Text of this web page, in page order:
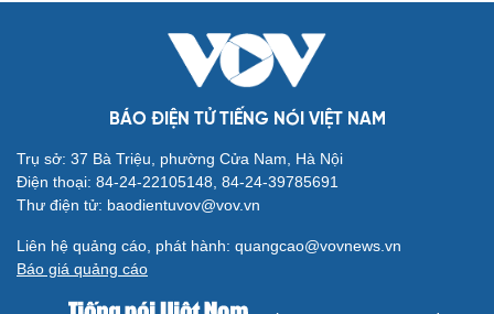
BÁO ĐIỆN TỬ TIẾNG NÓI VIỆT NAM
Trụ sở: 37 Bà Triệu, phường Cửa Nam, Hà Nội
Điện thoại: 84-24-22105148, 84-24-39785691
Thư điện tử: baodientuvov@vov.vn
Liên hệ quảng cáo, phát hành: quangcao@vovnews.vn
Báo giá quảng cáo